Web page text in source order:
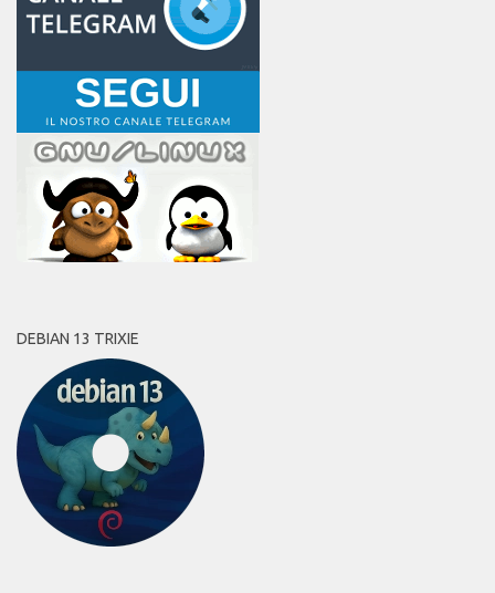
DEBIAN 13 TRIXIE